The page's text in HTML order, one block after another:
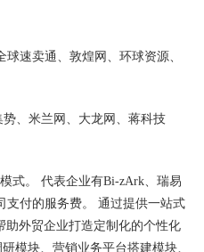
速卖通、敦煌网、环球资源、
、米兰网、大龙网、蒋科技
式。 代表企业有Bi-zArk、瑞易
支付的服务费。 通过提供一站式
助外贸企业打造定制化的个性化
模块、营销业务平台搭建模块、